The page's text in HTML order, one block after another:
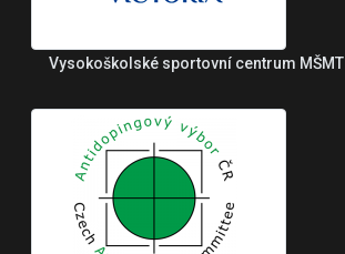
Vysokoškolské sportovní centrum MŠMT